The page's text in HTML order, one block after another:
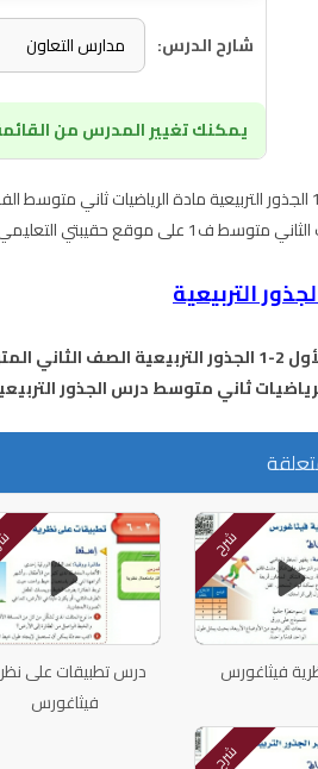
شارح الدرس:
يمكنك تغيير المدرس من
شرح درس 2-1 الجذور التربيعية مادة الرياضيات
على موقع حقيبتي التعليمي اونلاين
التربيعية
المتوسط
ثاني متوسط درس الجذور
شرح
فيثاغورس
درس تطبيقات على
فيثاغورس
شرح